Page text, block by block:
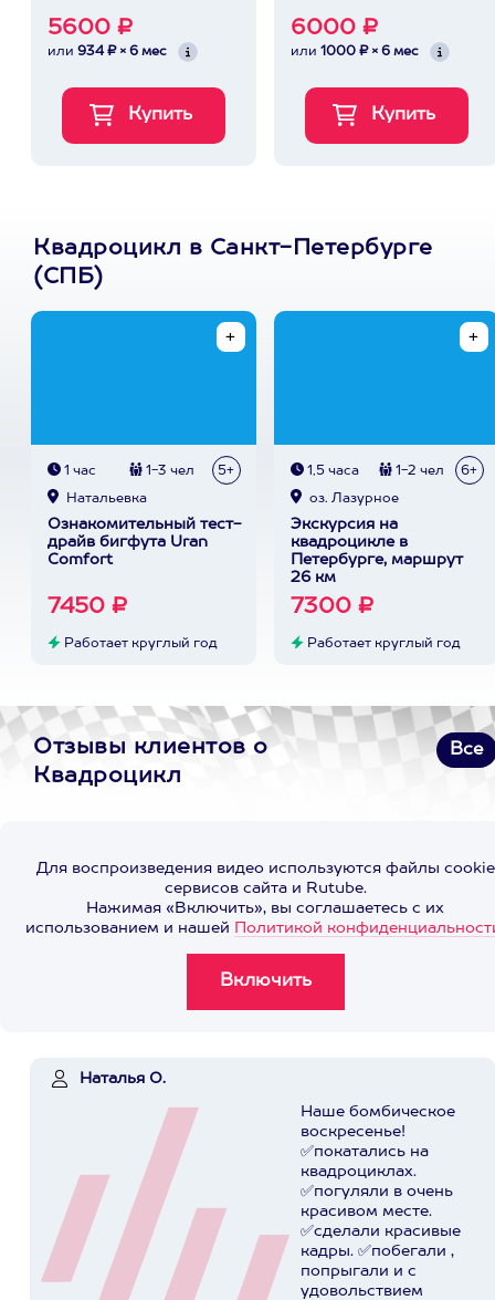
5600 ₽
или 934 ₽ × 6 мес
6000 ₽
или 1000 ₽ × 6 мес
Квадроцикл в Санкт-Петербурге
(СПБ)
1 час 1-3 чел 5+
Натальевка
Ознакомительный тест-
драйв бигфута Uran
Comfort
7450 ₽
Работает круглый год
1,5 часа 1-2 чел 6+
оз. Лазурное
Экскурсия на
квадроцикле в
Петербурге, маршрут
26 км
7300 ₽
Работает круглый год
Отзывы клиентов о
Квадроцикл
Все
Для воспроизведения видео используются файлы cookie
сервисов сайта и Rutube.
Нажимая «Включить», вы соглашаетесь с их
использованием и нашей Политикой
Наталья О.
Наше бомбическое
воскресенье!
✅покатались на
квадроциклах.
✅погуляли в очень
красивом месте.
✅сделали красивые
кадры. ✅побегали ,
попрыгали и с
удовольствием